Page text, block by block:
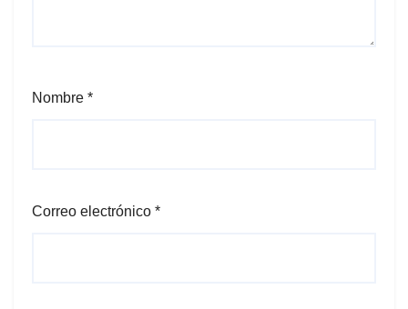
Nombre *
Correo electrónico *